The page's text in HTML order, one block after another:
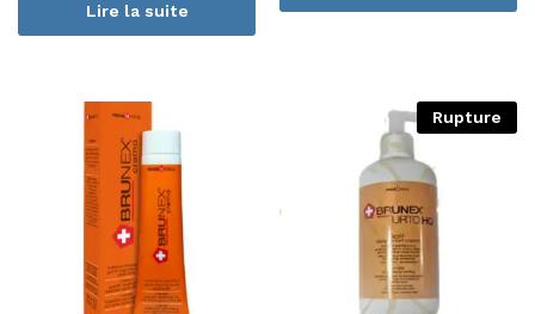
Lire la suite
Rupture